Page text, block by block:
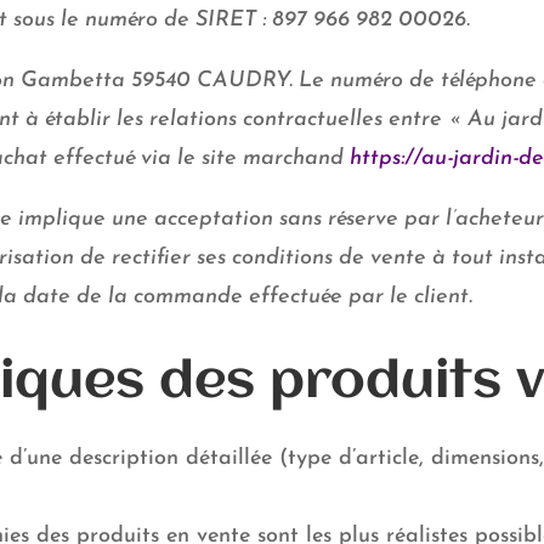
le numéro de SIRET : 897 966 982 00026.
Gambetta 59540 CAUDRY. Le numéro de téléphone
à établir les relations contractuelles entre « Au
effectué via le site marchand https://au-jardin-
implique une acceptation sans réserve par
de rectifier ses conditions de vente à tout
date de la commande effectuée par le client.
des produits
description détaillée (type d’article,
des produits en vente sont les plus réalistes